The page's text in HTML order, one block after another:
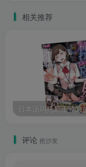
相关推荐
评论 抢沙发